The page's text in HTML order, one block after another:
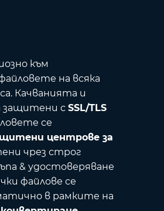
към
на всяка
Качванията и
защитени с SSL/TLS
се
центрове за
чрез строг
& удостоверяване
файлове се
в рамките на